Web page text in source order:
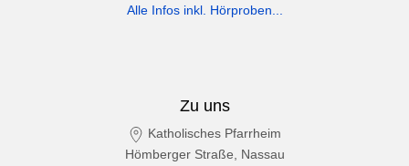
Alle Infos inkl. Hörproben...
Zu uns
Katholisches Pfarrheim
Hömberger Straße, Nassau